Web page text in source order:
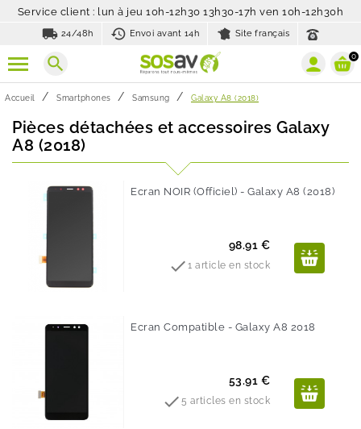
Service client : lun à jeu 10h-12h30 13h30-17h ven 10h-12h30h
local_shipping 24/48h history_toggle_off
Envoi avant 14h Site français
search 0
Accueil Smartphones Samsung Galaxy A8 (2018)
Pièces détachées et accessoires Galaxy
A8 (2018)
Ecran NOIR (Officiel) - Galaxy A8 (2018)
Prix
98.91 €
1 article en stock
Ecran Compatible - Galaxy A8 2018
Prix
53.91 €
 5 articles en stock